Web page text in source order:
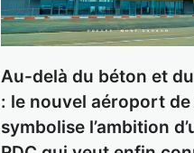
Au-delà du béton et
: le nouvel aéroport de
symbolise l’ambition